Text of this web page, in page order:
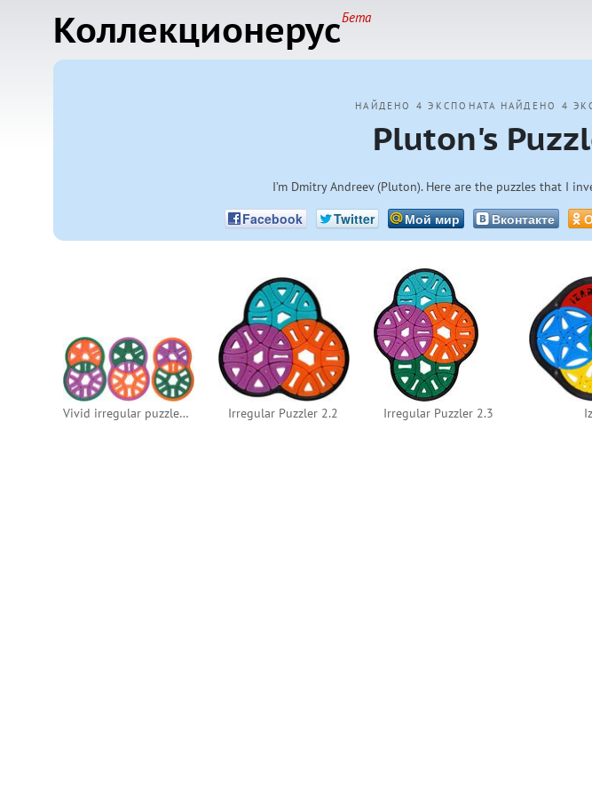
КоллекционерусБета
НАЙДЕНО 4 ЭКСПОНАТА НАЙДЕНО 4
Pluton's
I’m Dmitry Andreev (Pluton). Here are the puzzles that I
Facebook Twitter Мой мир Вконтакте
Vivid irregular puzzlers 2.0 Irregular Puzzler 2.2 Irregular Puzzler 2.3